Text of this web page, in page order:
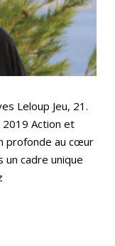
Leloup Jeu, 21.
2019 Action et
profonde au cœur
cadre unique